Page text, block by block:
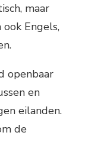
maar
Engels,
openbaar
en
eilanden.
de